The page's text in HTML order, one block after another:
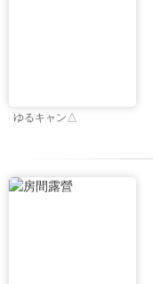
ゆるキャン△